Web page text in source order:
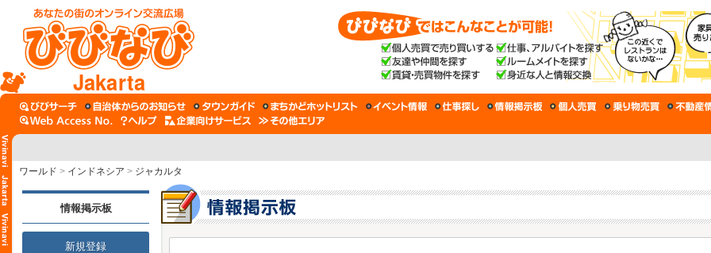
Jakarta
ワールド > インドネシア > ジャカルタ
情報掲示板
新規登録